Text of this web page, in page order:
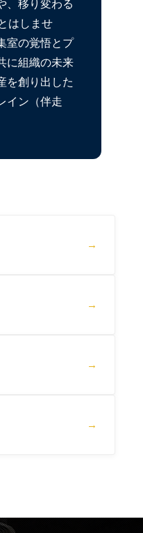
、移り変わる
はしませ
室の覚悟とプ
に組織の未来
を創り出した
イン（伴走
→
→
→
→